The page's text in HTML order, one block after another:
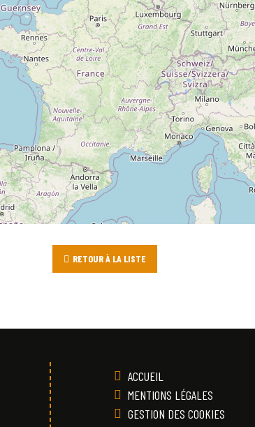
RETOUR À LA LISTE
ACCUEIL
MENTIONS LÉGALES
GESTION DES COOKIES